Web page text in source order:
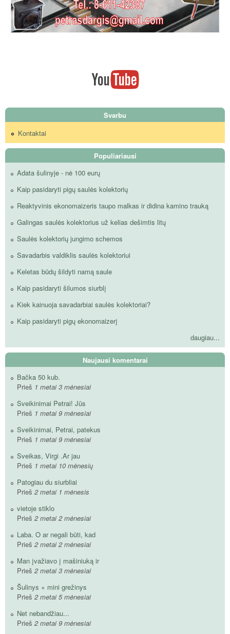
Svarbu
Kontaktai
Populiariausi
Adata šulinyje - nė 100 eurų
Kaip pasidaryti pigų saulės kolektorių
Reaktyvinis ekonomaizeris taupo malkas ir didina kamino trauką
Galingas saulės kolektorius už kelias dešimtis litų
Saulės kolektorių jungimo schemos
Savadarbis valdiklis saulės kolektoriui
Keletas būdų šildyti namą saule
Kaip pasidaryti šilumos siurblį
Kiek kainuoja savadarbiai saulės kolektoriai?
Kaip pasidaryti pigų ekonomaizerį
daugiau...
Naujausi komentarai
Bačka 50 kub.
Prieš 1 metai 3 mėnesiai
Sveikinimai Petrai! Jūs
Prieš 1 metai 9 mėnesiai
Sveikinimai, Petrai, patekus
Prieš 1 metai 9 mėnesiai
Sveikas, Virgi .Ar jau
Prieš 1 metai 10 mėnesių
Patogiau du siurbliai
Prieš 2 metai 1 mėnesis
vietoje stiklo
Prieš 2 metai 2 mėnesiai
Laba. O ar negali būti, kad
Prieš 2 metai 2 mėnesiai
Man įvažiavo į mašiniuką ir
Prieš 2 metai 3 mėnesiai
Šulinys + mini grežinys
Prieš 2 metai 5 mėnesiai
Net nebandžiau...
Prieš 2 metai 9 mėnesiai